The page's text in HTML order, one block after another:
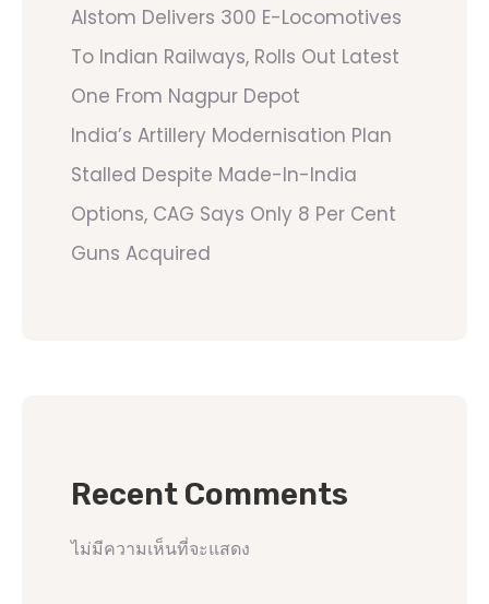
Alstom Delivers 300 E-Locomotives
To Indian Railways, Rolls Out Latest
One From Nagpur Depot
India’s Artillery Modernisation Plan
Stalled Despite Made-In-India
Options, CAG Says Only 8 Per Cent
Guns Acquired
Recent Comments
ไม่มีความเห็นที่จะแสดง